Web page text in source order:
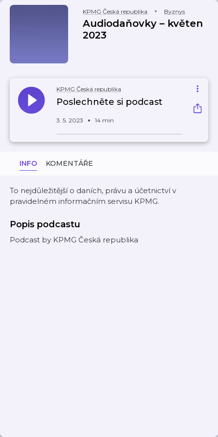
KPMG Česká republika Byznys
Audiodaňovky – květen
2023
KPMG Česká republika
Poslechněte si podcast
3. 5. 2023 14 min
INFO KOMENTÁŘE
To nejdůležitější o daních, právu a účetnictví v
pravidelném informačním servisu KPMG.
Popis podcastu
Podcast by KPMG Česká republika